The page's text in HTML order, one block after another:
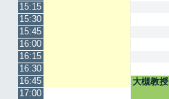
15:15
15:30
15:45
16:00
16:15
16:30
16:45
大槻教授
17:00